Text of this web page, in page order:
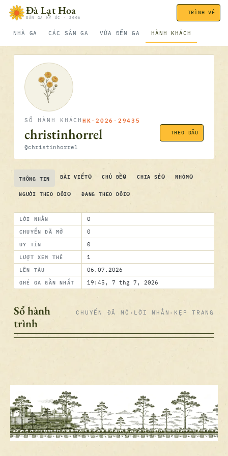
Bỏ qua nội dungĐà Lạt Hoa
SÂN GA KÝ ỨC · 2006
NHÀ GA CÁC SÂN GA VỪA ĐẾN GA HÀNH KHÁCH
TRÌNH VÉ
SỐ HÀNH KHÁCH HK-2026-29435
christinhorrel
@christinhorrel
THEO DẤU
THÔNG TIN BÀI VIẾT0 CHỦ ĐỀ0 CHIA SẺ0 NHÓM0
NGƯỜI THEO DÕI0 ĐANG THEO DÕI0
LỜI NHẮN 0
CHUYẾN ĐÃ MỞ 0
UY TÍN 0
LƯỢT XEM THẺ 1
LÊN TÀU 06.07.2026
GHÉ GA GẦN NHẤT 19:45, 7 thg 7, 2026
Sổ hành
trình
CHUYẾN ĐÃ MỞ · LỜI NHẮN · KẸP TRANG